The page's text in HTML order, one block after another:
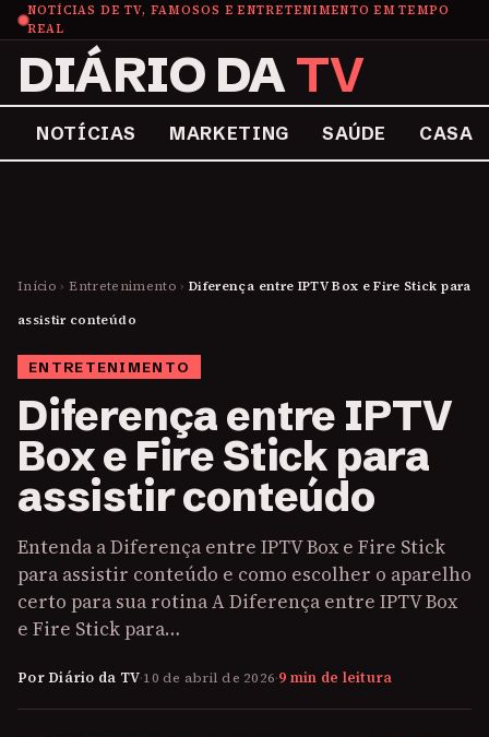
NOTÍCIAS DE TV, FAMOSOS E ENTRETENIMENTO EM TEMPO
REAL
DIÁRIO DATV
NOTÍCIAS MARKETING SAÚDE CASA
Início › Entretenimento › Diferença entre IPTV Box e Fire Stick para
assistir conteúdo
ENTRETENIMENTO
Diferença entre IPTV
Box e Fire Stick para
assistir conteúdo
Entenda a Diferença entre IPTV Box e Fire Stick
para assistir conteúdo e como escolher o aparelho
certo para sua rotina A Diferença entre IPTV Box
e Fire Stick para…
Por Diário da TV·10 de abril de 2026·9 min de leitura